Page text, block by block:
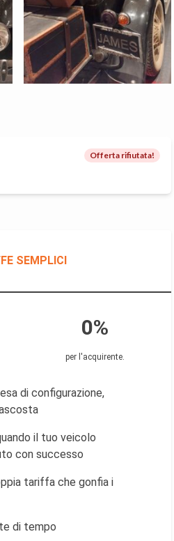
Offerta rifiutata!
SEMPLICI
0%
per l'acquirente.
di configurazione,
il tuo veicolo
con successo
tariffa che gonfia i
di tempo